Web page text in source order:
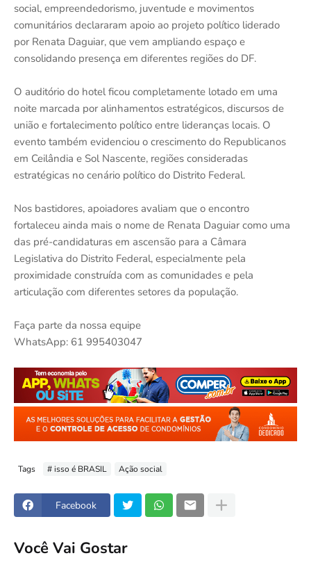
social, empreendedorismo, juventude e movimentos
comunitários declararam apoio ao projeto político liderado
por Renata Daguiar, que vem ampliando espaço e
consolidando presença em diferentes regiões do DF.
O auditório do hotel ficou completamente lotado em uma
noite marcada por alinhamentos estratégicos, discursos de
união e fortalecimento político entre lideranças locais. O
evento também evidenciou o crescimento do Republicanos
em Ceilândia e Sol Nascente, regiões consideradas
estratégicas no cenário político do Distrito Federal.
Nos bastidores, apoiadores avaliam que o encontro
fortaleceu ainda mais o nome de Renata Daguiar como uma
das pré-candidaturas em ascensão para a Câmara
Legislativa do Distrito Federal, especialmente pela
proximidade construída com as comunidades e pela
articulação com diferentes setores da população.
Faça parte da nossa equipe
WhatsApp: 61 995403047
Tags # isso é BRASIL Ação social
Facebook
Você Vai Gostar